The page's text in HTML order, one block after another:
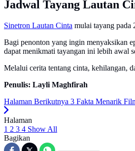
Jadwal Tayang Lautan
Sinetron Lautan Cinta mulai tayang pada
Bagi penonton yang ingin menyaksikan
dapat menikmati tayangan ini lebih awal
Melalui cerita tentang cinta, kehilangan,
Penulis: Layli Maghfirah
Halaman Berikutnya 3 Fakta Menarik
Halaman
1 2 3 4 Show All
Bagikan